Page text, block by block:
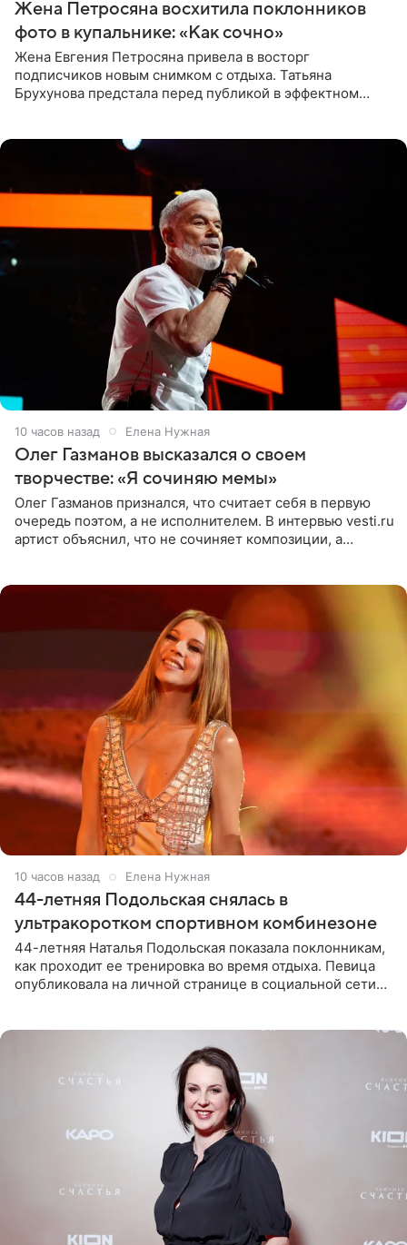
Жена Петросяна восхитила поклонников
фото в купальнике: «Как сочно»
Жена Евгения Петросяна привела в восторг
подписчиков новым снимком с отдыха. Татьяна
Брухунова предстала перед публикой в эффектном
10 часов назад Елена Нужная
Олег Газманов высказался о своем
творчестве: «Я сочиняю мемы»
Олег Газманов признался, что считает себя в первую
очередь поэтом, а не исполнителем. В интервью vesti.ru
артист объяснил, что не сочиняет композиции, а
10 часов назад Елена Нужная
44-летняя Подольская снялась в
ультракоротком спортивном комбинезоне
44-летняя Наталья Подольская показала поклонникам,
как проходит ее тренировка во время отдыха. Певица
опубликовала на личной странице в социальной сети